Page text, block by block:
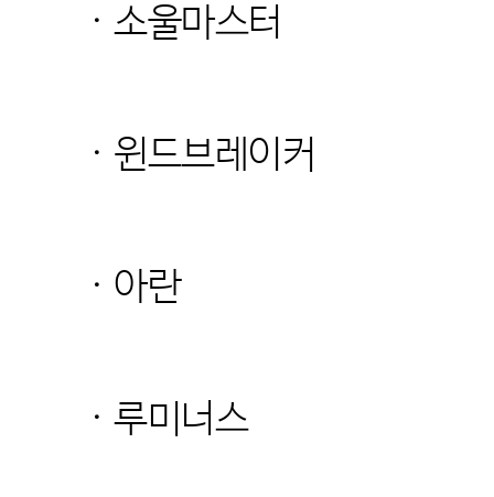
· 소울마스터
· 윈드브레이커
· 아란
· 루미너스